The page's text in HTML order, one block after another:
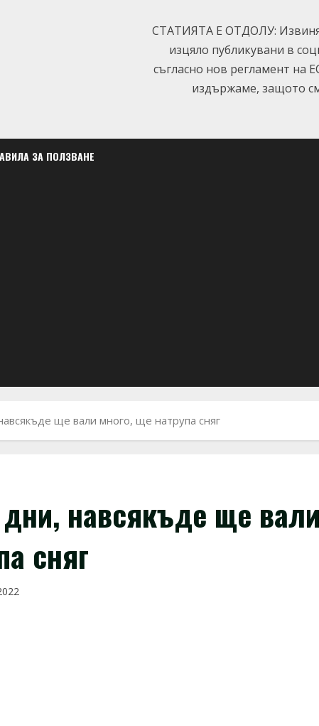
СТАТИЯТА Е ОТДОЛУ:
изцяло публикувани в
съгласно нов регламент на
издържаме, защото
ЗА ПОЛЗВАНЕ
ще вали много, ще натрупа сняг
навсякъде ще вали
сняг